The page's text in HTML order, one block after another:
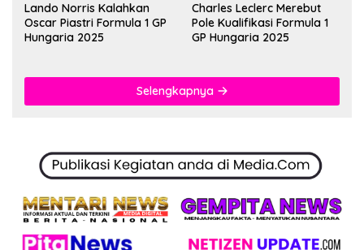
Lando Norris Kalahkan
Oscar Piastri Formula 1 GP
Hungaria 2025
Charles Leclerc Merebut
Pole Kualifikasi Formula 1
GP Hungaria 2025
Selengkapnya